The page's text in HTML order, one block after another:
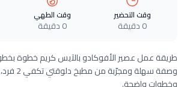
وقت التحضير
0 دقيقة
وقت الطهي
0 دقيقة
وصفة سهلة